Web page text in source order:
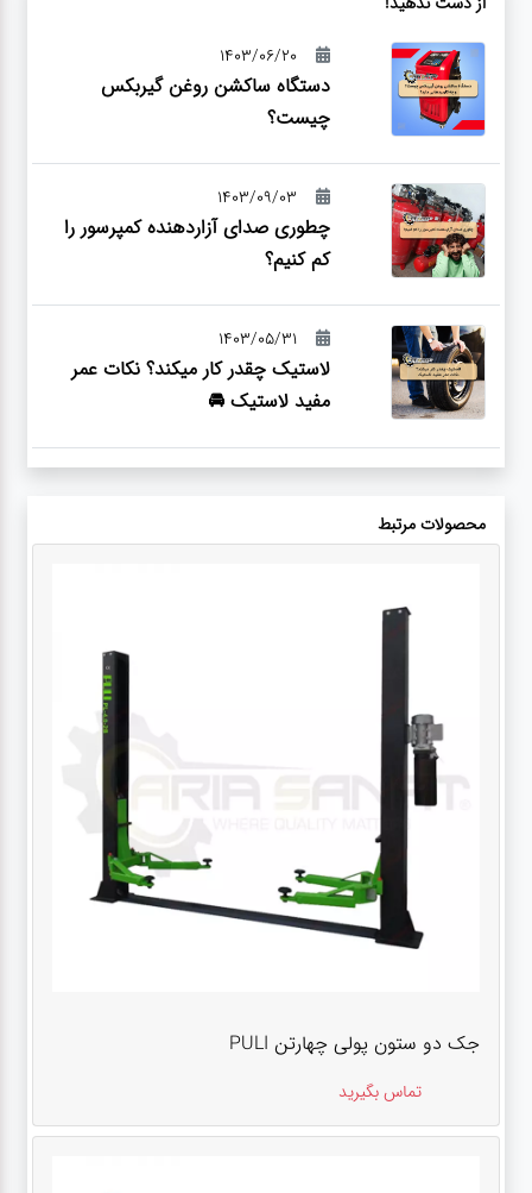
1403/06/20
دستگاه ساکشن روغن گیربکس
چیست؟
1403/09/03
چطوری صدای آزاردهنده کمپرسور را
کم کنیم؟
1403/05/31
لاستیک چقدر کار میکند؟ نکات عمر
مفید لاستیک 🚘
محصولات مرتبط
جک دو ستون پولی چهارتن PULI
تماس بگیرید